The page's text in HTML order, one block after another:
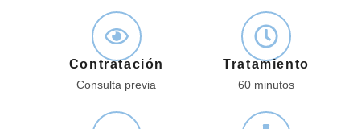
Contratación
Consulta previa
Tratamiento
60 minutos